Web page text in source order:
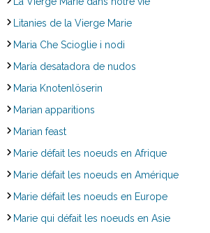
Litanies de la Vierge Marie
Maria Che Scioglie i nodi
María desatadora de nudos
Maria Knotenlöserin
Marian apparitions
Marian feast
Marie défait les noeuds en Afrique
Marie défait les noeuds en Amérique
Marie défait les noeuds en Europe
Marie qui défait les noeuds en Asie